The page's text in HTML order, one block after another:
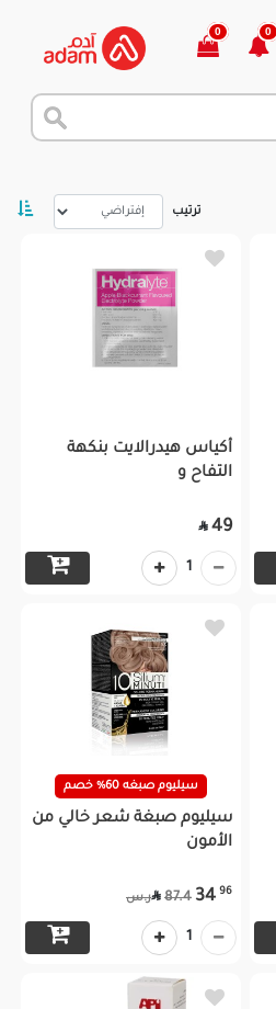
0
0
ترتيب
أكياس هيدرالايت بنكهة
التفاح و
49

1
سيليوم صبغه 60% خصم
سيليوم صبغة شعر خالي من
الأمون
96
34
 87.4 ر.س
1